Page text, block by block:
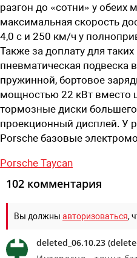
разгон до «сотни» у обеих
максимальная скорость
4,0 с и 250 км/ч у
Также за доплату для
пневматическая подвеска
пружинной, бортовое
мощностью 22 кВт вместо
тормозные диски
проекционный дисплей. У
Porsche базовые
Porsche Taycan
102 комментария
Вы должны авторизоваться,
deleted_06.10.23 (